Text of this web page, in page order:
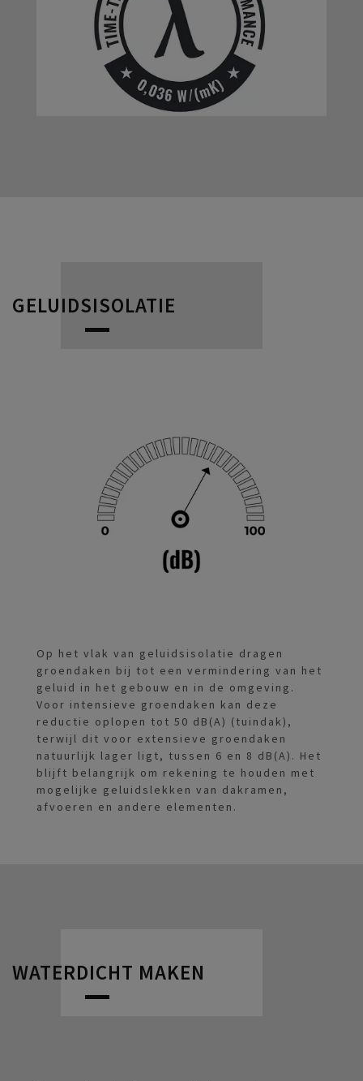
GELUIDSISOLATIE
Op het vlak van geluidsisolatie dragen
groendaken bij tot een vermindering van het
geluid in het gebouw en in de omgeving.
Voor intensieve groendaken kan deze
reductie oplopen tot 50 dB(A) (tuindak),
terwijl dit voor extensieve groendaken
natuurlijk lager ligt, tussen 6 en 8 dB(A). Het
blijft belangrijk om rekening te houden met
mogelijke geluidslekken van dakramen,
afvoeren en andere elementen.
WATERDICHT MAKEN